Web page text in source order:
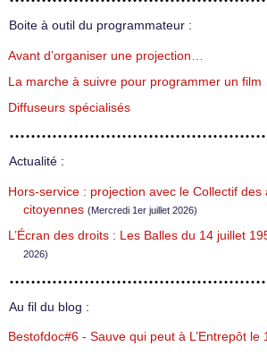
Boite à outil du programmateur :
Avant d’organiser une projection…
La marche à suivre pour programmer un film
Diffuseurs spécialisés
Actualité :
Hors-service : projection avec le Collectif des
citoyennes (Mercredi 1er juillet 2026)
L’Écran des droits : Les Balles du 14 juillet
2026)
Au fil du blog :
Bestofdoc#6 - Sauve qui peut à L’Entrepôt le